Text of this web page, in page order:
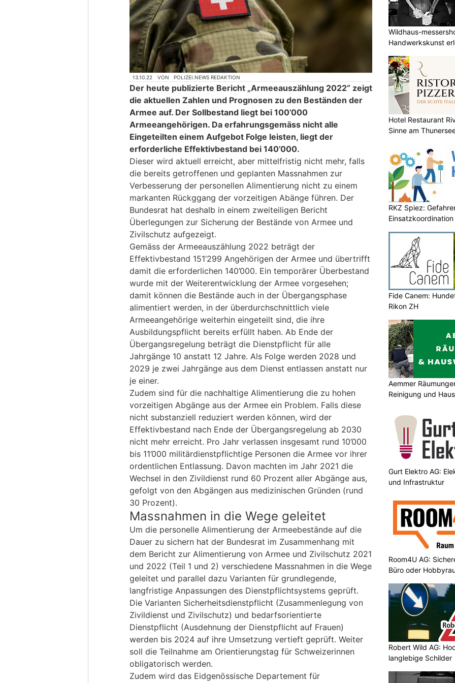
13.10.22 VON POLIZEI.NEWS REDAKTION
Der heute publizierte Bericht „Armeeauszählung 2022“ zeigt
die aktuellen Zahlen und Prognosen zu den Beständen der
Armee auf. Der Sollbestand liegt bei 100’000
Armeeangehörigen. Da erfahrungsgemäss nicht alle
Eingeteilten einem Aufgebot Folge leisten, liegt der
erforderliche Effektivbestand bei 140’000.
Dieser wird aktuell erreicht, aber mittelfristig nicht mehr, falls
die bereits getroffenen und geplanten Massnahmen zur
Verbesserung der personellen Alimentierung nicht zu einem
markanten Rückggang der vorzeitigen Abänge führen. Der
Bundesrat hat deshalb in einem zweiteiligen Bericht
Überlegungen zur Sicherung der Bestände von Armee und
Zivilschutz aufgezeigt.
Gemäss der Armeeauszählung 2022 beträgt der
Effektivbestand 151’299 Angehörigen der Armee und übertrifft
damit die erforderlichen 140’000. Ein temporärer Überbestand
wurde mit der Weiterentwicklung der Armee vorgesehen;
damit können die Bestände auch in der Übergangsphase
alimentiert werden, in der überdurchschnittlich viele
Armeeangehörige weiterhin eingeteilt sind, die ihre
Ausbildungspflicht bereits erfüllt haben. Ab Ende der
Übergangsregelung beträgt die Dienstpflicht für alle
Jahrgänge 10 anstatt 12 Jahre. Als Folge werden 2028 und
2029 je zwei Jahrgänge aus dem Dienst entlassen anstatt nur
je einer.
Zudem sind für die nachhaltige Alimentierung die zu hohen
vorzeitigen Abgänge aus der Armee ein Problem. Falls diese
nicht substanziell reduziert werden können, wird der
Effektivbestand nach Ende der Übergangsregelung ab 2030
nicht mehr erreicht. Pro Jahr verlassen insgesamt rund 10’000
bis 11’000 militärdienstpflichtige Personen die Armee vor ihrer
ordentlichen Entlassung. Davon machten im Jahr 2021 die
Wechsel in den Zivildienst rund 60 Prozent aller Abgänge aus,
gefolgt von den Abgängen aus medizinischen Gründen (rund
30 Prozent).
Massnahmen in die Wege geleitet
Um die personelle Alimentierung der Armeebestände auf die
Dauer zu sichern hat der Bundesrat im Zusammenhang mit
dem Bericht zur Alimentierung von Armee und Zivilschutz 2021
und 2022 (Teil 1 und 2) verschiedene Massnahmen in die Wege
geleitet und parallel dazu Varianten für grundlegende,
langfristige Anpassungen des Dienstpflichtsystems geprüft.
Die Varianten Sicherheitsdienstpflicht (Zusammenlegung von
Zivildienst und Zivilschutz) und bedarfsorientierte
Dienstpflicht (Ausdehnung der Dienstpflicht auf Frauen)
werden bis 2024 auf ihre Umsetzung vertieft geprüft. Weiter
soll die Teilnahme am Orientierungstag für Schweizerinnen
obligatorisch werden.
Zudem wird das Eidgenössische Departement für
Wildhaus-
Handwerkskunst
Hotel Restaurant
Sinne am
RKZ Spiez:
Fide Canem:
Rikon ZH
Aemmer
Reinigung und
Gurt Elektro AG:
und Infrastruktur
Room4U AG:
Büro oder
Robert Wild AG:
langlebige Schilder